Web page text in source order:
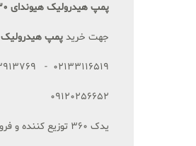
پمپ هیدرولیک هیوندای i30
جهت خریدپمپ هیدرولیک
02133116519 - 02133913769
09120256652
یدک 360 توزیع کننده و فروشنده